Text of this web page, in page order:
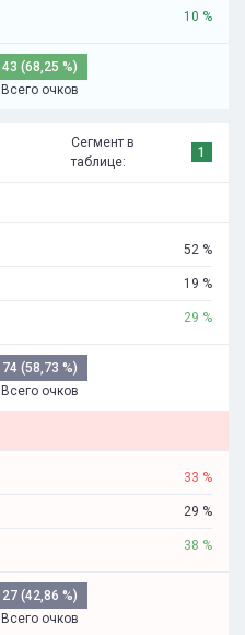
10 %
43 (68,25 %)
Всего очков
Сегмент в
таблице:
1
52 %
19 %
29 %
74 (58,73 %)
Всего очков
33 %
29 %
38 %
27 (42,86 %)
Всего очков